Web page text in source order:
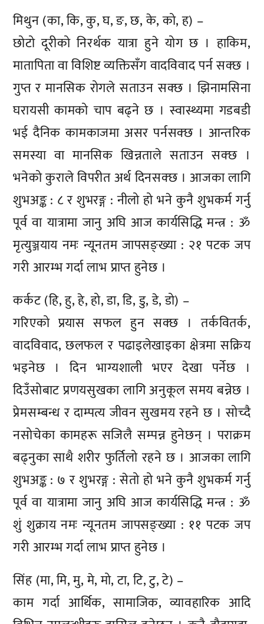
मिथुन (का, कि, कु, घ, ङ, छ, के, को, ह) –
छोटो दूरीको निरर्थक यात्रा हुने योग छ । हाकिम,
मातापिता वा विशिष्ट व्यक्तिसँग वादविवाद पर्न सक्छ ।
गुप्त र मानसिक रोगले सताउन सक्छ । झिनामसिना
घरायसी कामको चाप बढ्ने छ । स्वास्थ्यमा गडबडी
भई दैनिक कामकाजमा असर पर्नसक्छ । आन्तरिक
समस्या वा मानसिक खिन्नताले सताउन सक्छ ।
भनेको कुराले विपरीत अर्थ दिनसक्छ । आजका लागि
शुभअङ्क : ८ र शुभरङ्ग : नीलो हो भने कुनै शुभकर्म गर्नु
पूर्व वा यात्रामा जानु अघि आज कार्यसिद्धि मन्त्र : ॐ
मृत्युञ्जयाय नमः न्यूनतम जापसङ्ख्या : २१ पटक जप
गरी आरम्भ गर्दा लाभ प्राप्त हुनेछ ।
कर्कट (हि, हु, हे, हो, डा, डि, डु, डे, डो) –
गरिएको प्रयास सफल हुन सक्छ । तर्कवितर्क,
वादविवाद, छलफल र पढाइलेखाइका क्षेत्रमा सक्रिय
भइनेछ । दिन भाग्यशाली भएर देखा पर्नेछ ।
दिउँसोबाट प्रणयसुखका लागि अनुकूल समय बन्नेछ ।
प्रेमसम्बन्ध र दाम्पत्य जीवन सुखमय रहने छ । सोच्दै
नसोचेका कामहरू सजिलै सम्पन्न हुनेछन् । पराक्रम
बढ्नुका साथै शरीर फुर्तिलो रहने छ । आजका लागि
शुभअङ्क : ७ र शुभरङ्ग : सेतो हो भने कुनै शुभकर्म गर्नु
पूर्व वा यात्रामा जानु अघि आज कार्यसिद्धि मन्त्र : ॐ
शुं शुक्राय नमः न्यूनतम जापसङ्ख्या : ११ पटक जप
गरी आरम्भ गर्दा लाभ प्राप्त हुनेछ ।
सिंह (मा, मि, मु, मे, मो, टा, टि, टु, टे) –
काम गर्दा आर्थिक, सामाजिक, व्यावहारिक आदि